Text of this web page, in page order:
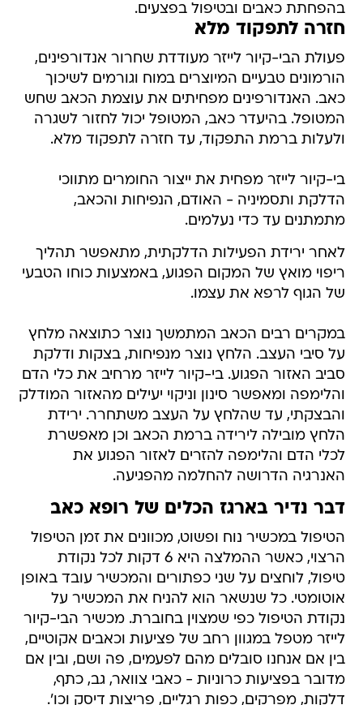
בהפחתת כאבים ובטיפול בפצעים.
חזרה לתפקוד מלא
פעולת הבי-קיור לייזר מעודדת שחרור אנדורפינים,
הורמונים טבעיים המיוצרים במוח וגורמים לשיכוך
כאב. האנדורפינים מפחיתים את עוצמת הכאב שחש
המטופל. בהיעדר כאב, המטופל יכול לחזור לשגרה
ולעלות ברמת התפקוד, עד חזרה לתפקוד מלא.
בי-קיור לייזר מפחית את ייצור החומרים מתווכי
הדלקת ותסמיניה - האודם, הנפיחות והכאב,
מתמתנים עד כדי נעלמים.
לאחר ירידת הפעילות הדלקתית, מתאפשר תהליך
ריפוי מואץ של המקום הפגוע, באמצעות כוחו הטבעי
של הגוף לרפא את עצמו.
במקרים רבים הכאב המתמשך נוצר כתוצאה מלחץ
על סיבי העצב. הלחץ נוצר מנפיחות, בצקות ודלקת
סביב האזור הפגוע. בי-קיור לייזר מרחיב את כלי הדם
והלימפה ומאפשר סינון וניקוי יעילים מהאזור המודלק
והבצקתי, עד שהלחץ על העצב משתחרר. ירידת
הלחץ מובילה לירידה ברמת הכאב וכן מאפשרת
לכלי הדם והלימפה להזרים לאזור הפגוע את
האנרגיה הדרושה להחלמה מהפגיעה.
דבר נדיר בארגז הכלים של רופא כאב
הטיפול במכשיר נוח ופשוט, מכוונים את זמן הטיפול
הרצוי, כאשר ההמלצה היא 6 דקות לכל נקודת
טיפול, לוחצים על שני כפתורים והמכשיר עובד באופן
אוטומטי. כל שנשאר הוא להניח את המכשיר על
נקודת הטיפול כפי שמצוין בחוברת. מכשיר הבי-קיור
לייזר מטפל במגוון רחב של פציעות וכאבים אקוטיים,
בין אם אנחנו סובלים מהם לפעמים, פה ושם, ובין אם
מדובר בפציעות כרוניות - כאבי צוואר, גב, כתף,
דלקות, מפרקים, כפות רגליים, פריצות דיסק וכו'.